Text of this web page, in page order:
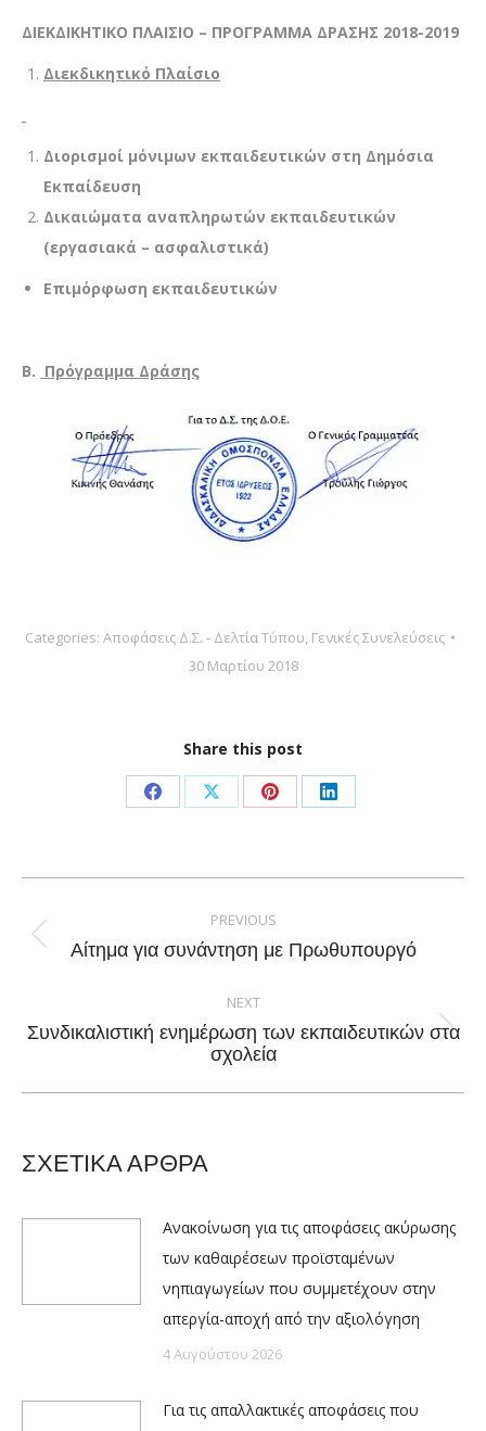
ΔΙΕΚΔΙΚΗΤΙΚΟ ΠΛΑΙΣΙΟ – ΠΡΟΓΡΑΜΜΑ ΔΡΑΣΗΣ 2018-2019
Διεκδικητικό Πλαίσιο
Διορισμοί μόνιμων εκπαιδευτικών στη Δημόσια
Εκπαίδευση
Δικαιώματα αναπληρωτών εκπαιδευτικών
(εργασιακά – ασφαλιστικά)
Επιμόρφωση εκπαιδευτικών
Β. Πρόγραμμα Δράσης
Categories: Αποφάσεις Δ.Σ. - Δελτία Τύπου, Γενικές Συνελεύσεις
30 Μαρτίου 2018
Share this post
Share
Facebook
Share
X
Share
Pinterest
Share
LinkedIn
navigation
PREVIOUS
Previous
Αίτημα για συνάντηση με Πρωθυπουργό
NEXT
Next
Συνδικαλιστική ενημέρωση των εκπαιδευτικών στα
σχολεία
ΣΧΕΤΙΚΑ ΑΡΘΡΑ
Ανακοίνωση για τις αποφάσεις ακύρωσης
των καθαιρέσεων προϊσταμένων
νηπιαγωγείων που συμμετέχουν στην
απεργία-αποχή από την αξιολόγηση
4 Αυγούστου 2026
Για τις απαλλακτικές αποφάσεις που